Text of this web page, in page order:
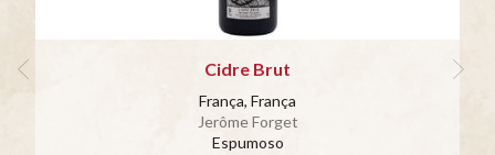
Cidre Brut
França, França
Jerôme Forget
Espumoso